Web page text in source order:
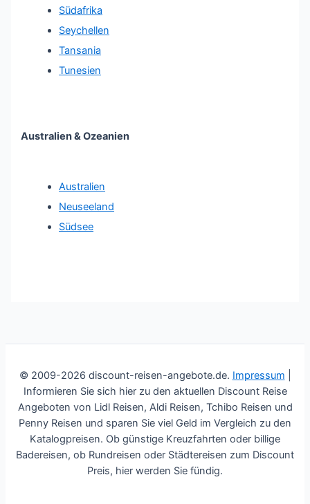
Südafrika
Seychellen
Tansania
Tunesien
Australien & Ozeanien
Australien
Neuseeland
Südsee
© 2009-2026 discount-reisen-angebote.de. Impressum
Informieren Sie sich hier zu den aktuellen Discount Reise
Angeboten von Lidl Reisen, Aldi Reisen, Tchibo Reisen und
Penny Reisen und sparen Sie viel Geld im Vergleich zu den
Katalogpreisen. Ob günstige Kreuzfahrten oder billige
Badereisen, ob Rundreisen oder Städtereisen zum Discount
Preis, hier werden Sie fündig.